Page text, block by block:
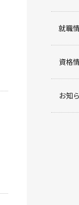
就職
資格
お知